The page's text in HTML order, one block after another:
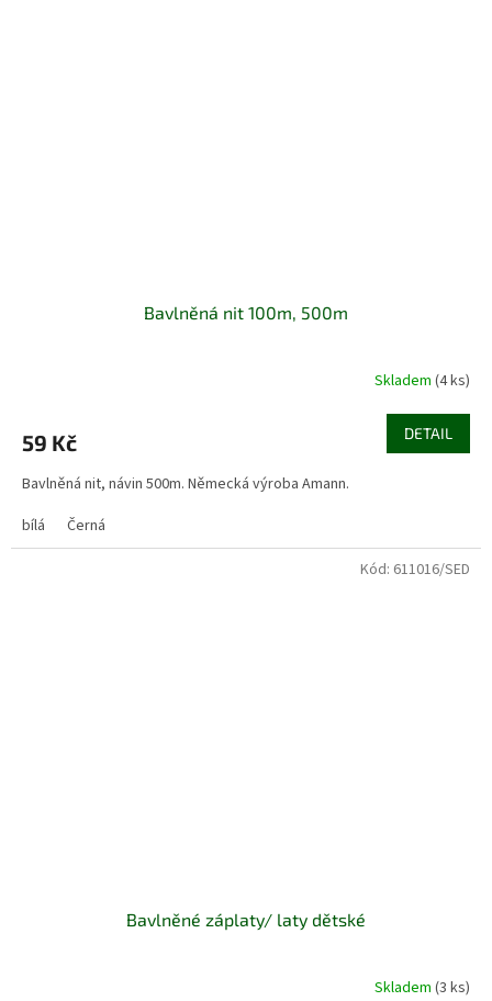
Bavlněná nit 100m, 500m
Skladem (4 ks)
59 Kč DETAIL
Bavlněná nit, návin 500m. Německá výroba Amann.
bílá
Černá
Bavlněné záplaty/ laty dětské
Skladem (3 ks)
Kód: 611016/SED